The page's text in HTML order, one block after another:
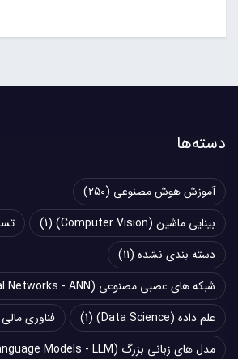
دسته‌ها
آموزش هوش مصنوعی (250)
بینایی ماشین (Computer Vision)
(1)
دسته بندی نشده (11)
شبکه های عصبی مصنوعی (Artificial Neural Networks - ANN)
علم داده (Data Science)
(1) فناوری مالی
مدل های زبانی بزرگ (Large Language Models - LLM)